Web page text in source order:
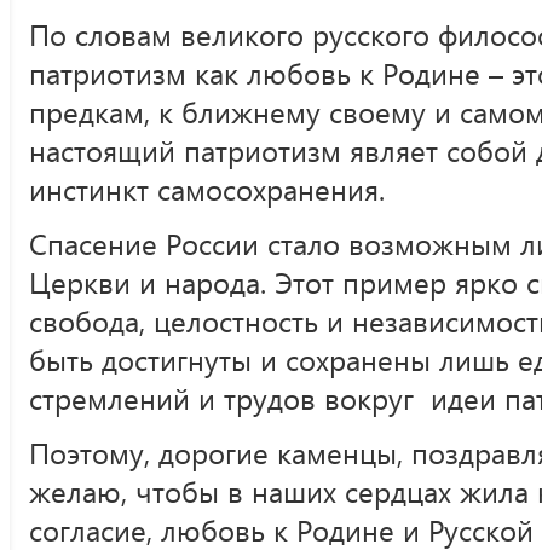
По словам великого русского
патриотизм как любовь к Родине –
предкам, к ближнему своему и
настоящий патриотизм являет
инстинкт самосохранения.
Спасение России стало возможным
Церкви и народа. Этот пример ярко
свобода, целостность и
быть достигнуты и сохранены лишь
стремлений и трудов вокруг идеи
Поэтому, дорогие каменцы,
желаю, чтобы в наших сердцах жила
согласие, любовь к Родине и